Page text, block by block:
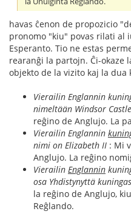
havas ĉenon de propozicio
pronomo "kiu" povas rilati al
Esperanto. Tio ne estas
rearanĝi la partojn. Ĉi-okaze
objekto de la vizito kaj la
Vierailin Englannin
nimeltään Windsor Castle
reĝino de Anglujo. La
Vierailin Englannin
nimi on Elizabeth II : Mi
Anglujo. La reĝino
Vierailin Englannin
osa Yhdistynyttä
la reĝino de Anglujo,
Reĝlando.